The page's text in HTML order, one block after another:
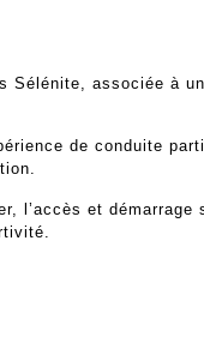
Sélénite, associée à
de conduite
et démarrage